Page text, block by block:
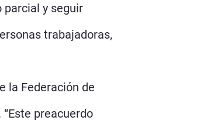
parcial y seguir
trabajadoras,
la Federación de
preacuerdo